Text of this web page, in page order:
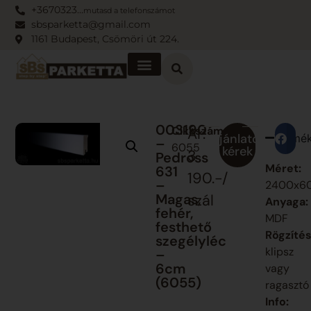
+3670323…mutasd a telefonszámot
sbsparketta@gmail.com
1161 Budapest, Csömöri út 224.
003190
–
Pedross
631
–
Magas,
fehér,
festhető
szegélyléc
–
6cm
(6055)
Cikkszám:
6055
Ár:
3
190.-/
szál
Ajánlatot
kérek
Méret:
Anyaga:
MDF
klipsz
vagy
ragasztó
Info: